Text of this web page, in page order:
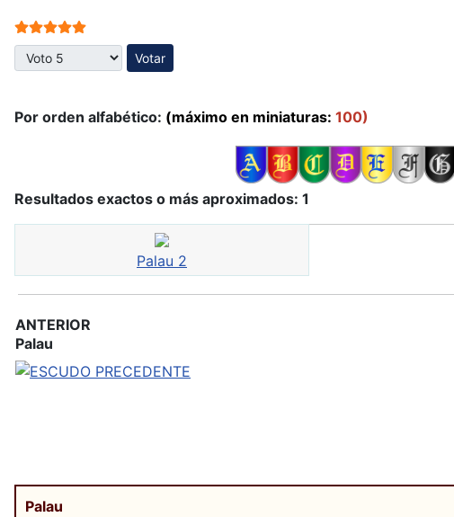
Ratio:5/5
Por favor, vote
Por orden alfabético: (máximo en miniaturas: 100)
Resultados exactos o más aproximados: 1
Palau 2
ANTERIOR
Palau
Palau